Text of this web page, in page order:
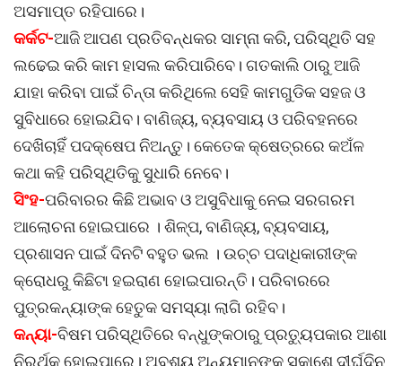
ଅସମାପ୍ତ ରହିପାରେ।
କର୍କଟ-ଆଜି ଆପଣ ପ୍ରତିବନ୍ଧକର ସାମ୍‌ନା କରି, ପରିସ୍ଥିତି ସହ
ଲଢେଇ କରି କାମ ହାସଲ କରିପାରିବେ। ଗତକାଲି ଠାରୁ ଆଜି
ଯାହା କରିବା ପାଇଁ ଚିନ୍ତା କରିଥିଲେ ସେହି କାମଗୁଡିକ ସହଜ ଓ
ସୁବିଧାରେ ହୋଇଯିବ। ବାଣିଜ୍ୟ, ବ୍ୟବସାୟ ଓ ପରିବହନରେ
ଦେଖିଚାହିଁ ପଦକ୍ଷେପ ନିଅନ୍ତୁ। କେତେକ କ୍ଷେତ୍ରରେ କଅଁଳ
କଥା କହି ପରିସ୍ଥିତିକୁ ସୁଧାରି ନେବେ।
ସିଂହ-ପରିବାରର କିଛି ଅଭାବ ଓ ଅସୁବିଧାକୁ ନେଇ ସରଗରମ
ଆଲୋଚନା ହୋଇପାରେ । ଶିଳ୍ପ, ବାଣିଜ୍ୟ, ବ୍ୟବସାୟ,
ପ୍ରଶାସନ ପାଇଁ ଦିନଟି ବହୁତ ଭଲ । ଉଚ୍ଚ ପଦାଧିକାରୀଙ୍କ
କ୍ରୋଧରୁ କିଛିଟା ହଇରାଣ ହୋଇପାରନ୍ତି। ପରିବାରରେ
ପୁତ୍ରକନ୍ୟାଙ୍କ ହେତୁକ ସମସ୍ୟା ଲାଗି ରହିବ।
କନ୍ୟା-ବିଷମ ପରିସ୍ଥିତିରେ ବନ୍ଧୁଙ୍କଠାରୁ ପ୍ରତ୍ୟୁପକାର ଆଶା
ନିରର୍ଥକ ହୋଇପାରେ। ଅବଶ୍ୟ ଅନ୍ୟମାନଙ୍କ ସକାଶେ ଦୀର୍ଘଦିନ